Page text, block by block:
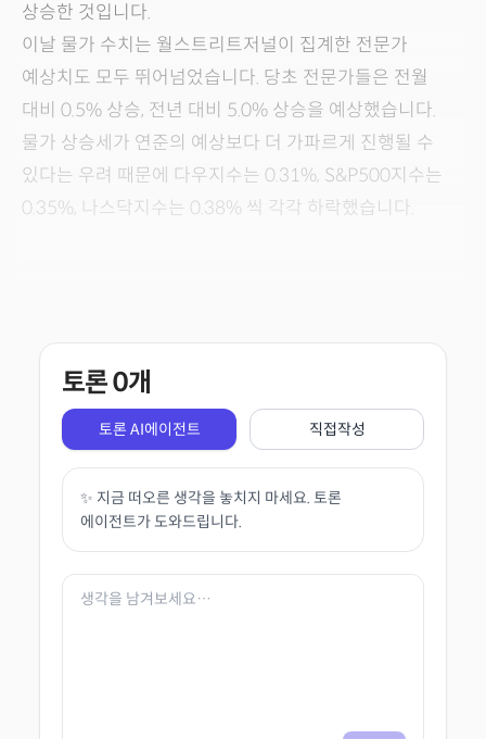
상승한 것입니다.
이날 물가 수치는 월스트리트저널이 집계한 전문가
예상치도 모두 뛰어넘었습니다. 당초 전문가들은 전월
대비 0.5% 상승, 전년 대비 5.0% 상승을 예상했습니다.
물가 상승세가 연준의 예상보다 더 가파르게 진행될 수
있다는 우려 때문에 다우지수는 0.31%, S&P500지수는
0.35%, 나스닥지수는 0.38% 씩 각각 하락했습니다.
토론0개
토론 AI에이전트 직접작성
✨ 지금 떠오른 생각을 놓치지 마세요. 토론
에이전트가 도와드립니다.